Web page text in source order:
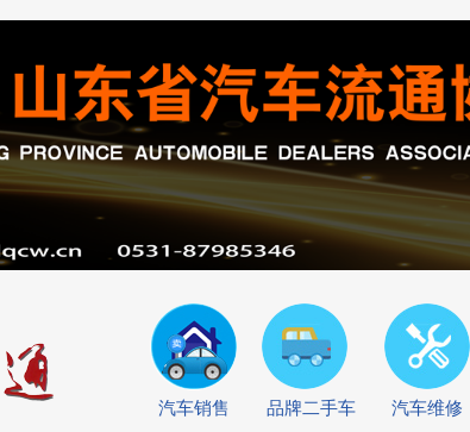
汽车销售 品牌二手车 汽车维修